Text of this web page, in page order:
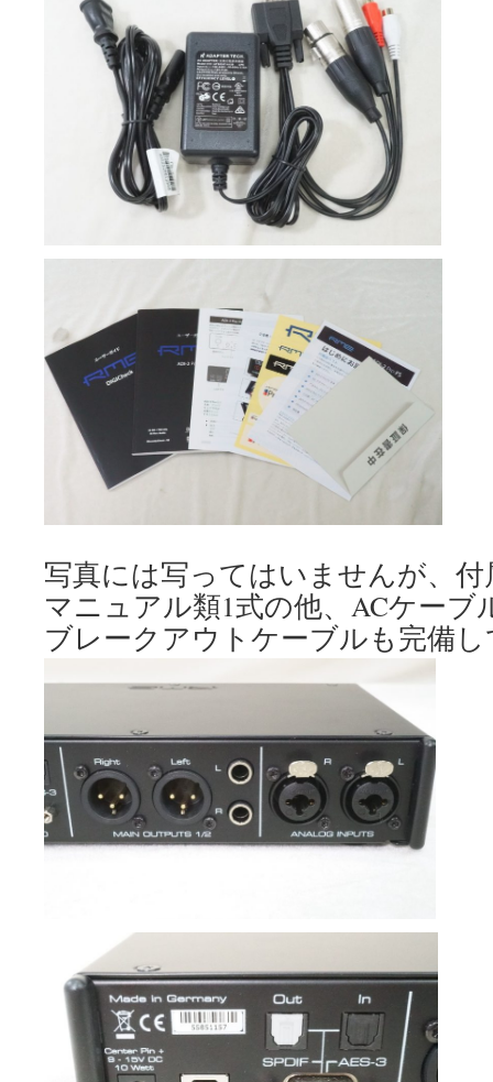
写真には写ってはいませんが、
マニュアル類1式の他、ACケーブ
ブレークアウトケーブルも完備